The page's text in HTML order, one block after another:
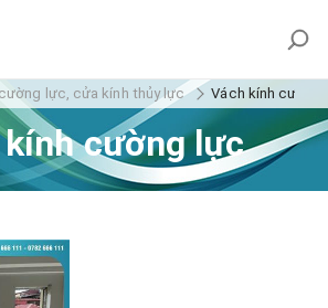
lực, cửa kính thủy lực Vách kính cường
kính cường lực